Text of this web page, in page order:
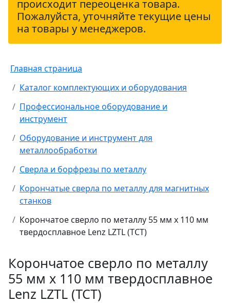
происходит переоценка товара.
Пожалуйста, уточняйте текущие цены
на товары у менеджеров.
Главная страница
Каталог комплектующих и оборудования
Профессиональное оборудование и
инструмент
Оборудование и инструмент для
металлообработки
Сверла и борфрезы по металлу
Корончатые сверла по металлу для магнитных
станков
Корончатое сверло по металлу 55 мм х 110 мм
твердосплавное Lenz LZTL (TCT)
Корончатое сверло по металлу
55 мм х 110 мм твердосплавное
Lenz LZTL (TCT)